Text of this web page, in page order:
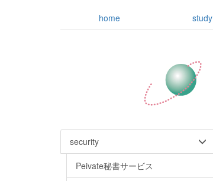
home study
security
Peivate秘書サービス